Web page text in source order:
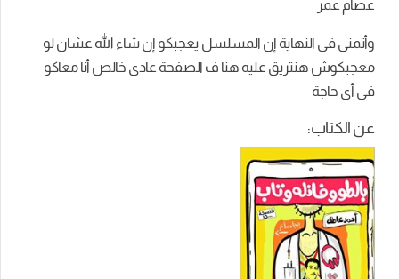
عصام عمر
وأتمنى فى النهاية إن المسلسل يعجبكو إن شاء الله عشان لو
معجبكوش هنتريق عليه هنا ف الصفحة عادى خالص أنا معاكو
فى أى حاجة
عن الكتاب: